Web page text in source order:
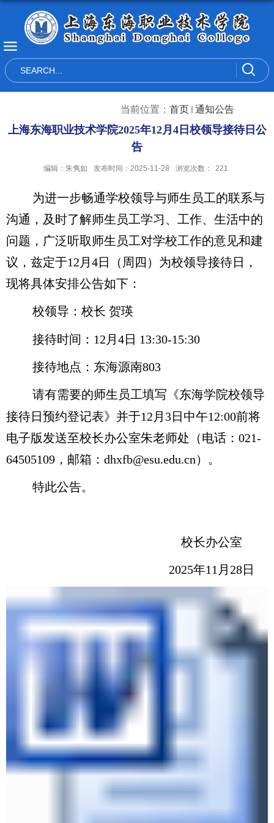
当前位置： 首页 通知公告
上海东海职业技术学院2025年12月4日校领导接待日公
告
编辑：朱隽如 发布时间：2025-11-28 浏览次数： 221
为进一步畅通学校领导与师生员工的联系与
沟通，及时了解师生员工学习、工作、生活中的
问题，广泛听取师生员工对学校工作的意见和建
议 ，兹定于12月4日（周四）为校领导接待日，
现将具体安排公告如下：
校领导：校长 贺瑛
接待时间：12 月 4日 13:30-15:30
接待地点： 东海源南803
请有需要的师生员工填写《东海学院校领导
接待日预约登记表》 并于12 月 3日 中午12:00前将
电子版发送至校长办公室朱老师处（电话： 021-
64505109，邮箱： dhxfb@esu.edu.cn） 。
特此公告。
校长办公室
2025年11月28日